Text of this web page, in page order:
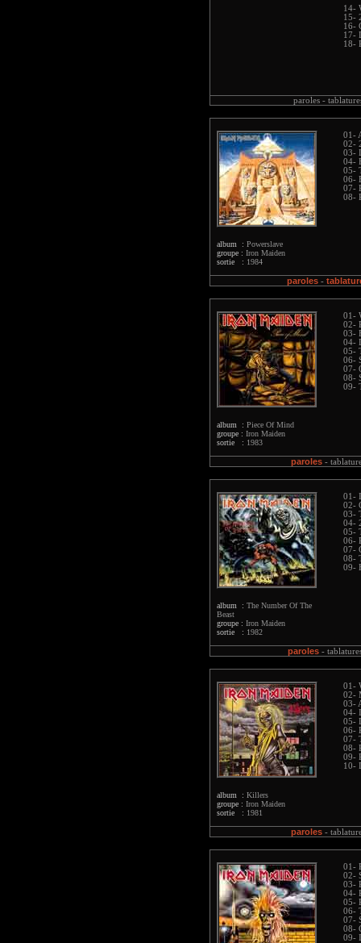
14-
15-
16-
17-
18-
paroles -
album : Powerslave
groupe : Iron Maiden
sortie : 1984
01-
02-
03-
04-
05-
06-
07-
08-
paroles -
album : Piece Of Mind
groupe : Iron Maiden
sortie : 1983
01-
02-
03-
04-
05-
06-
07-
08-
09-
paroles-
album : The Number Of The
Beast
groupe : Iron Maiden
sortie : 1982
01-
02-
03-
04-
05-
06-
07-
08-
09-
paroles -
album : Killers
groupe : Iron Maiden
sortie : 1981
01-
02-
03-
04-
05-
06-
07-
08-
09-
10-
paroles-
01-
02-
03-
04-
05-
06-
07-
08-
09-